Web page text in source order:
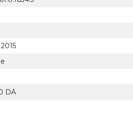
DA